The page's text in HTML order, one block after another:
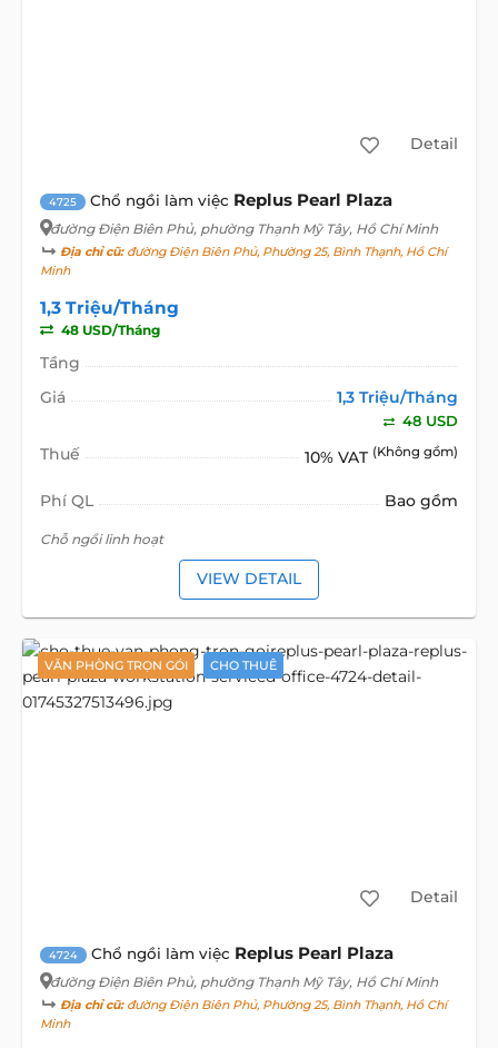
Detail
4725 Chổ ngồi làm việc Replus Pearl Plaza
đường Điện Biên Phủ, phường Thạnh Mỹ Tây, Hồ Chí Minh
Địa chỉ cũ:đường Điện Biên Phủ, Phường 25, Bình Thạnh, Hồ Chí
Minh
1,3 Triệu/Tháng
48 USD/Tháng
Tầng
Giá
1,3 Triệu/Tháng
48 USD
Thuế 10% VAT (Không gồm)
Phí QL Bao gồm
Chỗ ngồi linh hoạt
VIEW DETAIL
VĂN PHÒNG TRỌN GÓI CHO THUÊ
Detail
4724 Chổ ngồi làm việc Replus Pearl Plaza
đường Điện Biên Phủ, phường Thạnh Mỹ Tây, Hồ Chí Minh
Địa chỉ cũ:đường Điện Biên Phủ, Phường 25, Bình Thạnh, Hồ Chí
Minh